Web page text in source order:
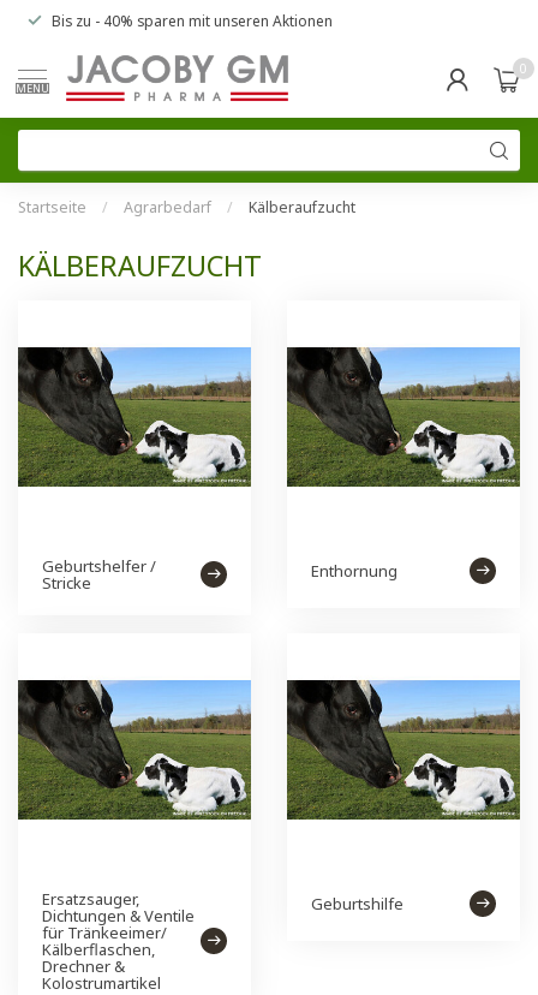
Bis zu - 40% sparen mit unseren Aktionen
MENU
0
Startseite / Agrarbedarf / Kälberaufzucht
KÄLBERAUFZUCHT
Geburtshelfer /
Stricke
Enthornung
Ersatzsauger,
Dichtungen & Ventile
für Tränkeeimer/
Kälberflaschen,
Drechner &
Kolostrumartikel
Geburtshilfe